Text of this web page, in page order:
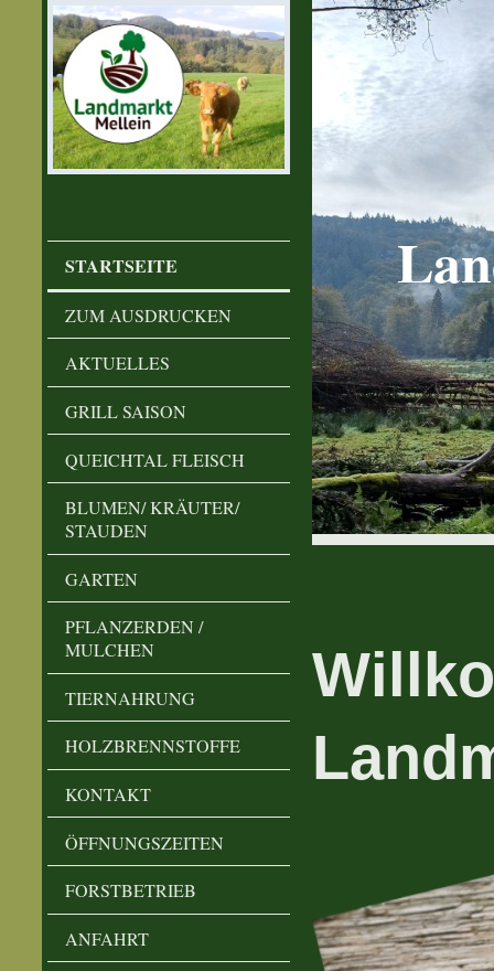
STARTSEITE
ZUM AUSDRUCKEN
AKTUELLES
GRILL SAISON
QUEICHTAL FLEISCH
BLUMEN/ KRÄUTER/
STAUDEN
GARTEN
PFLANZERDEN /
MULCHEN
TIERNAHRUNG
HOLZBRENNSTOFFE
KONTAKT
ÖFFNUNGSZEITEN
FORSTBETRIEB
ANFAHRT